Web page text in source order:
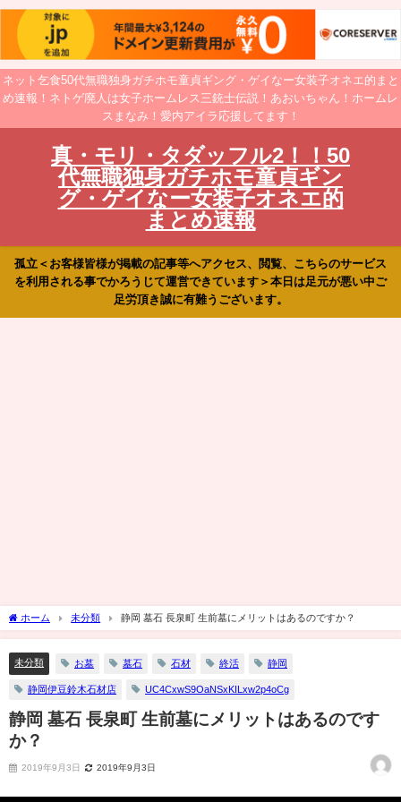
ネット乞食50代無職独身ガチホモ童貞ギング・ゲイなー女装子オネエ的まと
め速報！ネトゲ廃人は女子ホームレス三銃士伝説！あおいちゃん！ホームレ
スまなみ！愛内アイラ応援してます！
真・モリ・タダッフル2！！50
代無職独身ガチホモ童貞ギン
グ・ゲイなー女装子オネエ的
まとめ速報
孤立＜お客様皆様が掲載の記事等へアクセス、閲覧、こちらのサービス
を利用される事でかろうじて運営できています＞本日は足元が悪い中ご
足労頂き誠に有難うございます。
ホーム 未分類 静岡 墓石 長泉町 生前墓にメリットはあるのですか？
未分類 お墓 墓石 石材 終活 静岡
静岡伊豆鈴木石材店 UC4CxwS9OaNSxKILxw2p4oCg
静岡 墓石 長泉町 生前墓にメリットはあるのです
か？
2019年9月3日 2019年9月3日